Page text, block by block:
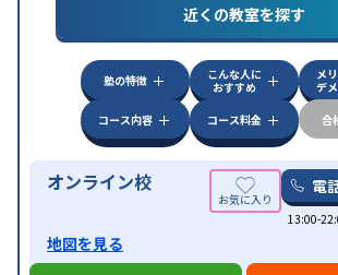
特徴
中高一貫校生に対応授業の振替可
学習にPC・タブレットを利用
科目から受講可能
近くの教室を探す
塾の特徴
こんな人に
おすすめ
メ
デ
コース内容
コース料金 合
オンライン校 電
13:00-
地図を見る